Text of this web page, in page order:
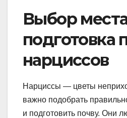
Выбор
подготовка
нарциссов
Нарциссы — цветы
важно подобрать
и подготовить почву. Они